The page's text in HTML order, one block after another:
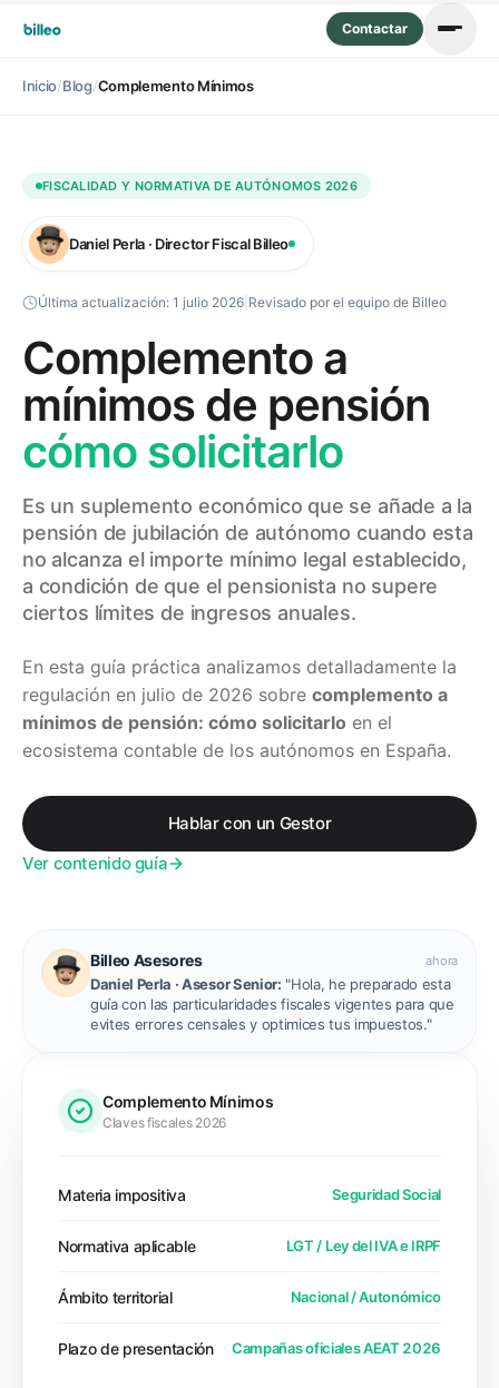
Contactar
Inicio/Blog/Complemento Mínimos
FISCALIDAD Y NORMATIVA DE AUTÓNOMOS 2026
Daniel Perla · Director Fiscal Billeo
Última actualización: 1 julio 2026 Revisado por el equipo de Billeo
Complemento a
mínimos de pensión
cómo solicitarlo
Es un suplemento económico que se añade a la
pensión de jubilación de autónomo cuando esta
no alcanza el importe mínimo legal establecido,
a condición de que el pensionista no supere
ciertos límites de ingresos anuales.
En esta guía práctica analizamos detalladamente la
regulación en julio de 2026 sobre complemento a
mínimos de pensión: cómo solicitarlo en el
ecosistema contable de los autónomos en España.
Hablar con un Gestor
Ver contenido guía
Billeo Asesores ahora
Daniel Perla · Asesor Senior: "Hola, he preparado esta
guía con las particularidades fiscales vigentes para que
evites errores censales y optimices tus impuestos."
Complemento Mínimos
Claves fiscales 2026
Materia impositiva Seguridad Social
Normativa aplicable LGT / Ley del IVA e IRPF
Ámbito territorial Nacional / Autonómico
Plazo de presentación Campañas oficiales AEAT 2026